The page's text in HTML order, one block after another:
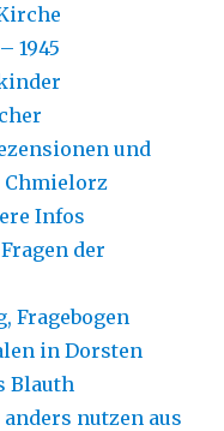
1945
und
Chmielorz
Infos
der
Fragebogen
in Dorsten
Blauth
nutzen aus